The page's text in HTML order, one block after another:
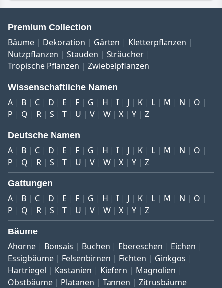
Premium Collection
Bäume Dekoration Gärten
Kletterpflanzen
Nutzpflanzen
Stauden
Sträucher
Tropische Pflanzen
Zwiebelpflanzen
Wissenschaftliche Namen
A B C D E F G H I J K L M N
O
P
Q R S T U V W X Y Z
Deutsche Namen
A B C D E F G H I J K L M N
O
P
Q R S T U V W X Y Z
Gattungen
A B C D E F G H I J K L M N
O
P
Q R S T U V W X Y Z
Bäume
Ahorne Bonsais Buchen Ebereschen
Eichen
Essigbäume
Felsenbirnen Fichten
Ginkgos
Hartriegel
Kastanien Kiefern
Magnolien
Obstbäume
Platanen Tannen Zitrusbäume